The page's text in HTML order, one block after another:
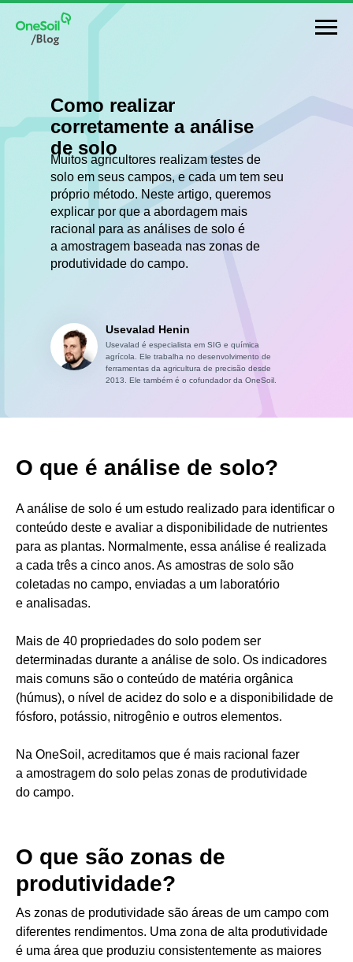
Como realizar
corretamente a análise
de solo
Muitos agricultores realizam testes de
solo em seus campos, e cada um tem seu
próprio método. Neste artigo, queremos
explicar por que a abordagem mais
racional para as análises de solo é
a amostragem baseada nas zonas de
produtividade do campo.
Usevalad Henin
Usevalad é especialista em SIG e química
agrícola. Ele trabalha no desenvolvimento de
ferramentas da agricultura de precisão desde
2013. Ele também é o cofundador da OneSoil.
O que é análise de solo?
A análise de solo é um estudo realizado para identificar o
conteúdo deste e avaliar a disponibilidade de nutrientes
para as plantas. Normalmente, essa análise é realizada
a cada três a cinco anos. As amostras de solo são
coletadas no campo, enviadas a um laboratório
e analisadas.
Mais de 40 propriedades do solo podem ser
determinadas durante a análise de solo. Os indicadores
mais comuns são o conteúdo de matéria orgânica
(húmus), o nível de acidez do solo e a disponibilidade de
fósforo, potássio, nitrogênio e outros elementos.
Na OneSoil, acreditamos que é mais racional fazer
a amostragem do solo pelas zonas de produtividade
do campo.
O que são zonas de
produtividade?
As zonas de produtividade são áreas de um campo com
diferentes rendimentos. Uma zona de alta produtividade
é uma área que produziu consistentemente as maiores